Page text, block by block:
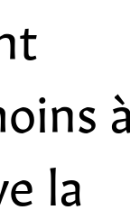
la